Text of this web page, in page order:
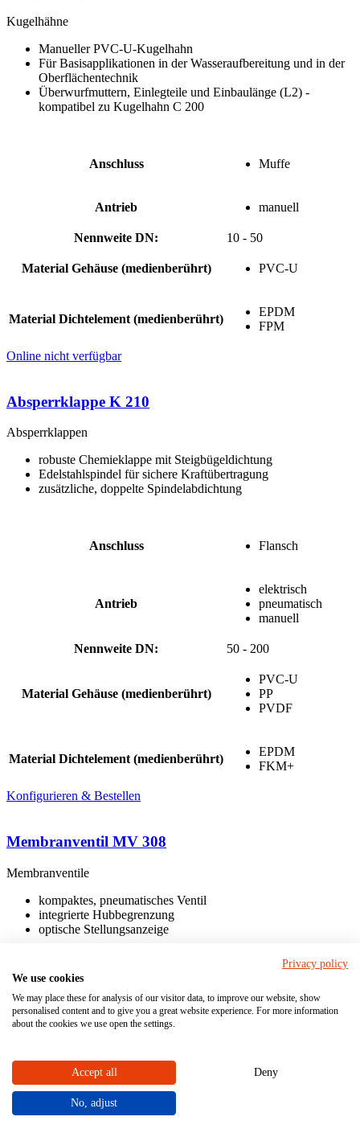
Kugelhähne
Manueller PVC-U-Kugelhahn
Für Basisapplikationen in der Wasseraufbereitung und in der
Oberflächentechnik
Überwurfmuttern, Einlegteile und Einbaulänge (L2) ­
kompatibel zu Kugelhahn C 200
Anschluss Muffe
Antrieb manuell
Nennweite DN: 10 - 50
Material Gehäuse (medienberührt) PVC-U
Material Dichtelement (medienberührt)
EPDM
FPM
Online nicht verfügbar
Absperrklappe K 210
Absperrklappen
robuste Chemieklappe mit Steigbügeldichtung
Edelstahlspindel für sichere Kraftübertragung
zusätzliche, doppelte Spindelabdichtung
Anschluss Flansch
Antrieb
elektrisch
pneumatisch
manuell
Nennweite DN: 50 - 200
Material Gehäuse (medienberührt)
PVC-U
PP
PVDF
Material Dichtelement (medienberührt)
EPDM
FKM+
Konfigurieren & Bestellen
Membranventil MV 308
Membranventile
kompaktes, pneumatisches Ventil
integrierte Hubbegrenzung
optische Stellungsanzeige
Anschluss
Stutzen
Nennweite DN: 12 - 15
Material Gehäuse (medienberührt)
Privacy policy
We use cookies
We may place these for analysis of our visitor data, to improve our website, show
personalised content and to give you a great website experience. For more information
about the cookies we use open the settings.
Accept all Deny
No, adjust